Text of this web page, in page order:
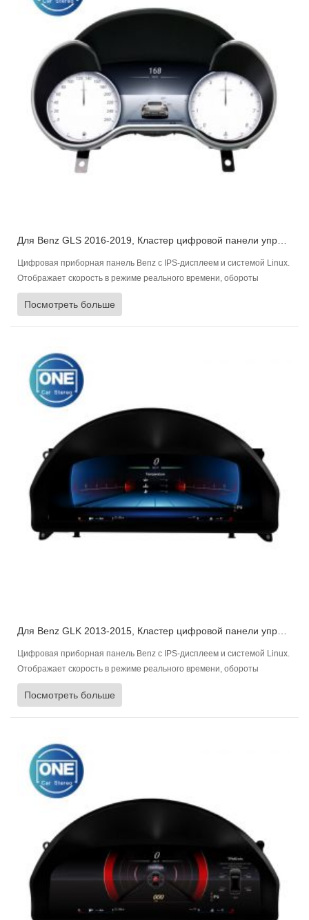
Цифровая приборная панель Benz с IPS-дисплеем и системой Linux.
Отображает скорость в режиме реального времени, обороты
двигателя, уровень топлива, состояние двигателя и давление в
шинах, многоязычность и быструю синхронизацию.
Посмотреть больше
Цифровая приборная панель Benz с IPS-дисплеем и системой Linux.
Отображает скорость в режиме реального времени, обороты
двигателя, уровень топлива, состояние двигателя и давление в
шинах, многоязычность и быструю синхронизацию.
Посмотреть больше